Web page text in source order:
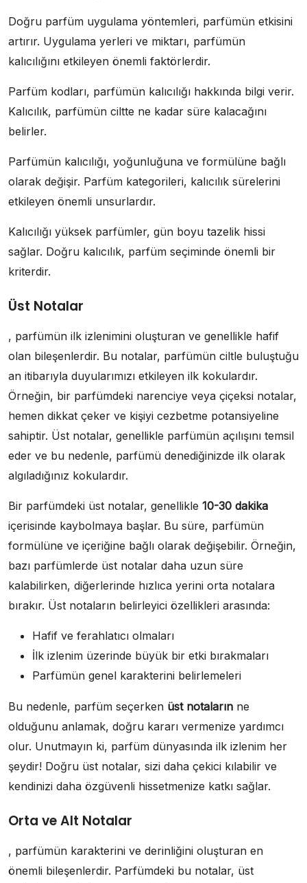
Doğru parfüm uygulama yöntemleri, parfümün etkisini
artırır. Uygulama yerleri ve miktarı, parfümün
kalıcılığını etkileyen önemli faktörlerdir.
Parfüm kodları, parfümün kalıcılığı hakkında bilgi verir.
Kalıcılık, parfümün ciltte ne kadar süre kalacağını
belirler.
Parfümün kalıcılığı, yoğunluğuna ve formülüne bağlı
olarak değişir. Parfüm kategorileri, kalıcılık sürelerini
etkileyen önemli unsurlardır.
Kalıcılığı yüksek parfümler, gün boyu tazelik hissi
sağlar. Doğru kalıcılık, parfüm seçiminde önemli bir
kriterdir.
Üst Notalar
, parfümün ilk izlenimini oluşturan ve genellikle hafif
olan bileşenlerdir. Bu notalar, parfümün ciltle buluştuğu
an itibarıyla duyularımızı etkileyen ilk kokulardır.
Örneğin, bir parfümdeki narenciye veya çiçeksi notalar,
hemen dikkat çeker ve kişiyi cezbetme potansiyeline
sahiptir. Üst notalar, genellikle parfümün açılışını temsil
eder ve bu nedenle, parfümü denediğinizde ilk olarak
algıladığınız kokulardır.
Bir parfümdeki üst notalar, genellikle 10-30 dakika
içerisinde kaybolmaya başlar. Bu süre, parfümün
formülüne ve içeriğine bağlı olarak değişebilir. Örneğin,
bazı parfümlerde üst notalar daha uzun süre
kalabilirken, diğerlerinde hızlıca yerini orta notalara
bırakır. Üst notaların belirleyici özellikleri arasında:
Hafif ve ferahlatıcı olmaları
İlk izlenim üzerinde büyük bir etki bırakmaları
Parfümün genel karakterini belirlemeleri
Bu nedenle, parfüm seçerken üst notaların ne
olduğunu anlamak, doğru kararı vermenize yardımcı
olur. Unutmayın ki, parfüm dünyasında ilk izlenim her
şeydir! Doğru üst notalar, sizi daha çekici kılabilir ve
kendinizi daha özgüvenli hissetmenize katkı sağlar.
Orta ve Alt Notalar
, parfümün karakterini ve derinliğini oluşturan en
önemli bileşenlerdir. Parfümdeki bu notalar, üst